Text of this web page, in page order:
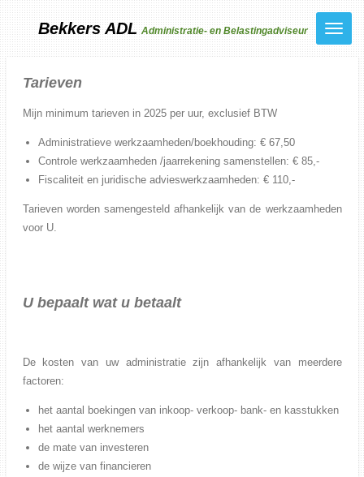
Ga
direct
naar
hoofdinhoud
Bekkers ADL Administratie- en Belastingadviseur
Tarieven
Mijn minimum tarieven in 2025 per uur, exclusief BTW
Administratieve werkzaamheden/boekhouding: € 67,50
Controle werkzaamheden /jaarrekening samenstellen: € 85,-
Fiscaliteit en juridische advieswerkzaamheden: € 110,-
Tarieven worden samengesteld afhankelijk van de werkzaamheden
voor U.
U bepaalt wat u betaalt
De kosten van uw administratie zijn afhankelijk van meerdere
factoren:
het aantal boekingen van inkoop- verkoop- bank- en kasstukken
het aantal werknemers
de mate van investeren
de wijze van financieren